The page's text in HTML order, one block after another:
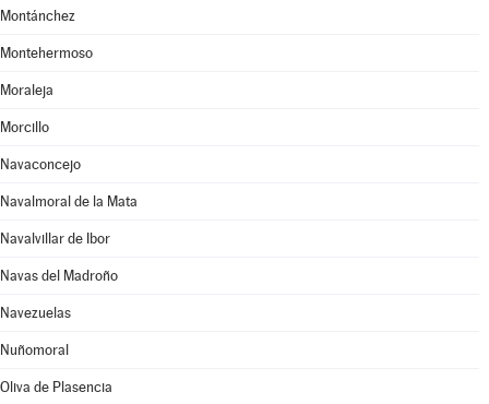
Montánchez
Montehermoso
Moraleja
Morcillo
Navaconcejo
Navalmoral de la Mata
Navalvillar de Ibor
Navas del Madroño
Navezuelas
Nuñomoral
Oliva de Plasencia